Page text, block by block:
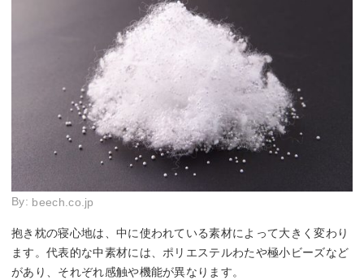
By: beech.co.jp
抱き枕の寝心地は、中に使われている素材によって大きく変わり
ます。代表的な中素材には、ポリエステルわたや極小ビーズなど
があり、それぞれ感触や機能が異なります。